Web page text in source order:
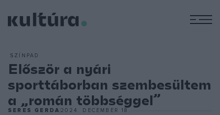
SZÍNPAD
Először a nyári
sporttáborban szembesültem
a „román többséggel”
SERES GERDA2024. DECEMBER 18.